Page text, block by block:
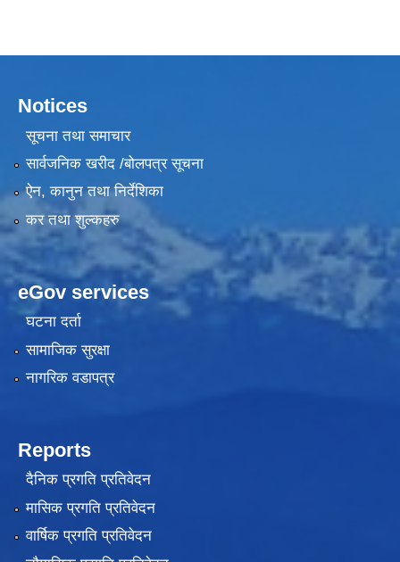
Notices
सूचना तथा समाचार
सार्वजनिक खरीद /बोलपत्र सूचना
ऐन, कानुन तथा निर्देशिका
कर तथा शुल्कहरु
eGov services
घटना दर्ता
सामाजिक सुरक्षा
नागरिक वडापत्र
Reports
दैनिक प्रगति प्रतिवेदन
मासिक प्रगति प्रतिवेदन
वार्षिक प्रगति प्रतिवेदन